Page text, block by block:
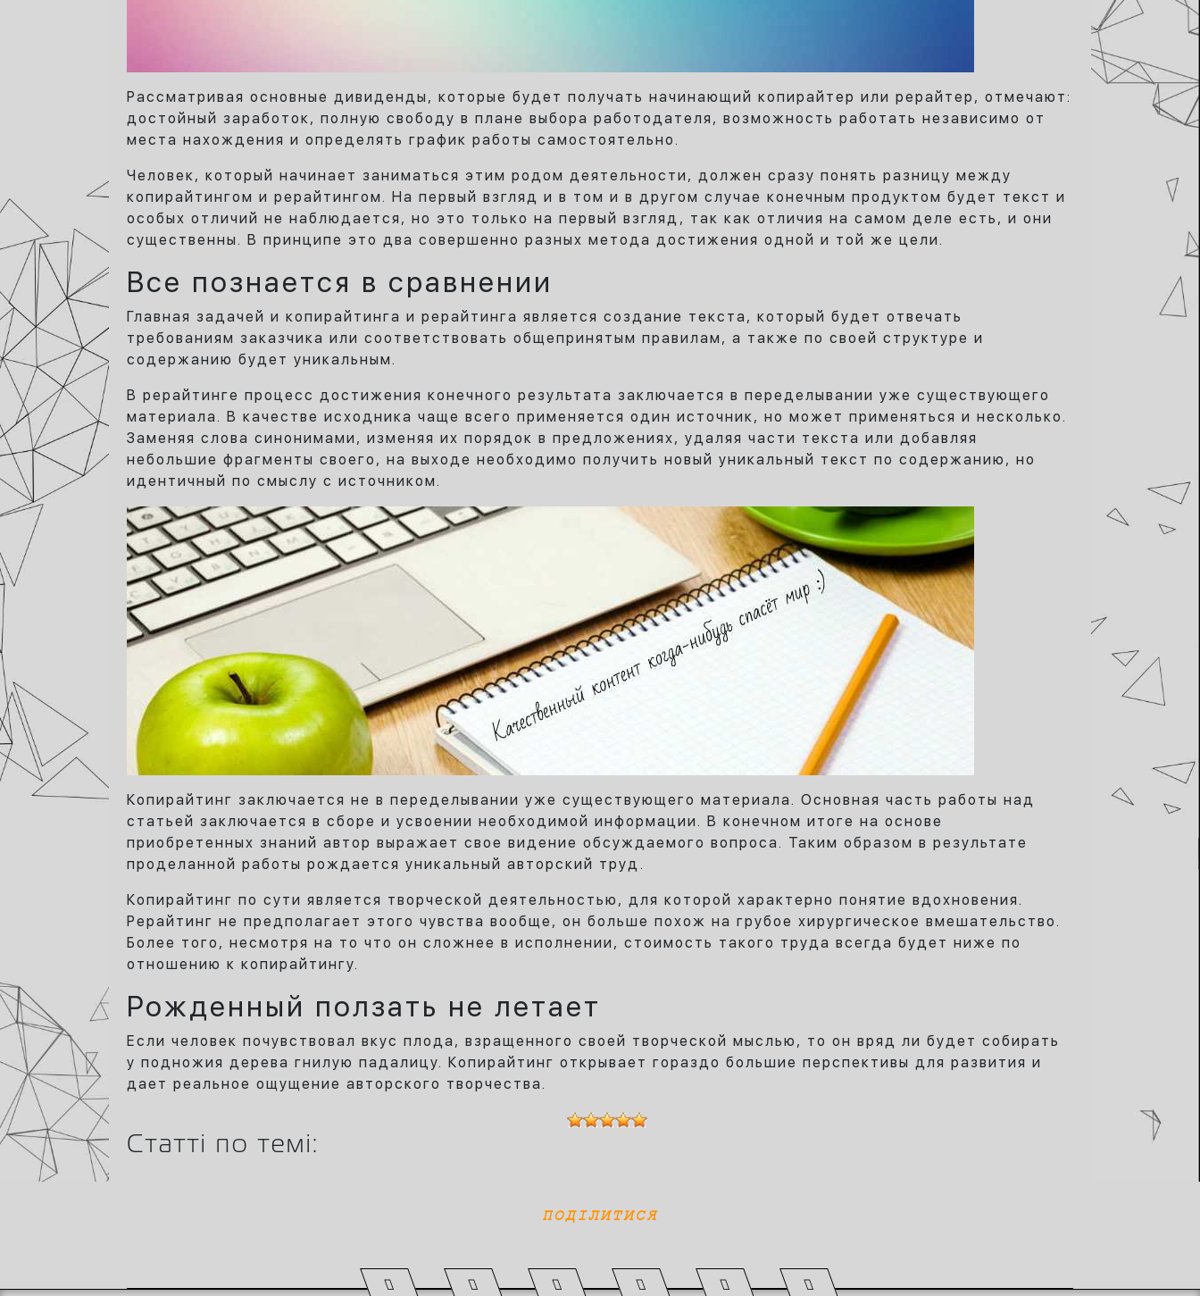
Рассматривая основные дивиденды, которые будет получать начинающий копирайтер или рерайтер, отмечают:
достойный заработок, полную свободу в плане выбора работодателя, возможность работать независимо от
места нахождения и определять график работы самостоятельно.
Человек, который начинает заниматься этим родом деятельности, должен сразу понять разницу между
копирайтингом и рерайтингом. На первый взгляд и в том и в другом случае конечным продуктом будет текст и
особых отличий не наблюдается, но это только на первый взгляд, так как отличия на самом деле есть, и они
существенны. В принципе это два совершенно разных метода достижения одной и той же цели.
Все познается в сравнении
Главная задачей и копирайтинга и рерайтинга является создание текста, который будет отвечать
требованиям заказчика или соответствовать общепринятым правилам, а также по своей структуре и
содержанию будет уникальным.
В рерайтинге процесс достижения конечного результата заключается в переделывании уже существующего
материала. В качестве исходника чаще всего применяется один источник, но может применяться и несколько.
Заменяя слова синонимами, изменяя их порядок в предложениях, удаляя части текста или добавляя
небольшие фрагменты своего, на выходе необходимо получить новый уникальный текст по содержанию, но
идентичный по смыслу с источником.
Копирайтинг заключается не в переделывании уже существующего материала. Основная часть работы над
статьей заключается в сборе и усвоении необходимой информации. В конечном итоге на основе
приобретенных знаний автор выражает свое видение обсуждаемого вопроса. Таким образом в результате
проделанной работы рождается уникальный авторский труд.
Копирайтинг по сути является творческой деятельностью, для которой характерно понятие вдохновения.
Рерайтинг не предполагает этого чувства вообще, он больше похож на грубое хирургическое вмешательство.
Более того, несмотря на то что он сложнее в исполнении, стоимость такого труда всегда будет ниже по
отношению к копирайтингу.
Рожденный ползать не летает
Если человек почувствовал вкус плода, взращенного своей творческой мыслью, то он вряд ли будет собирать
у подножия дерева гнилую падалицу. Копирайтинг открывает гораздо большие перспективы для развития и
дает реальное ощущение авторского творчества.
Статті по темі:
ПОДІЛИТИСЯ